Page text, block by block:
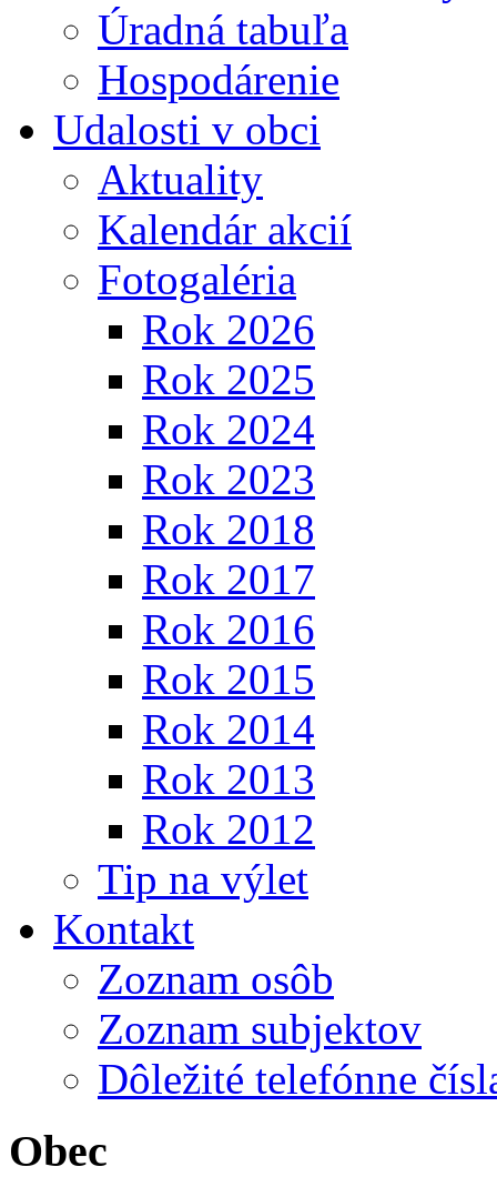
Úradná tabuľa
Hospodárenie
Udalosti v obci
Aktuality
Kalendár akcií
Fotogaléria
Rok 2026
Rok 2025
Rok 2024
Rok 2023
Rok 2018
Rok 2017
Rok 2016
Rok 2015
Rok 2014
Rok 2013
Rok 2012
Tip na výlet
Kontakt
Zoznam osôb
Zoznam subjektov
Dôležité telefónne
Obec